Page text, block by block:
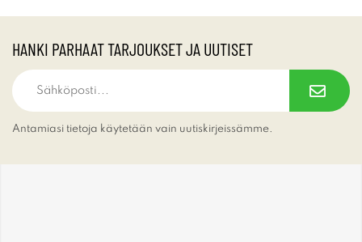
HANKI PARHAAT TARJOUKSET JA UUTISET
Antamiasi tietoja käytetään vain uutiskirjeissämme.